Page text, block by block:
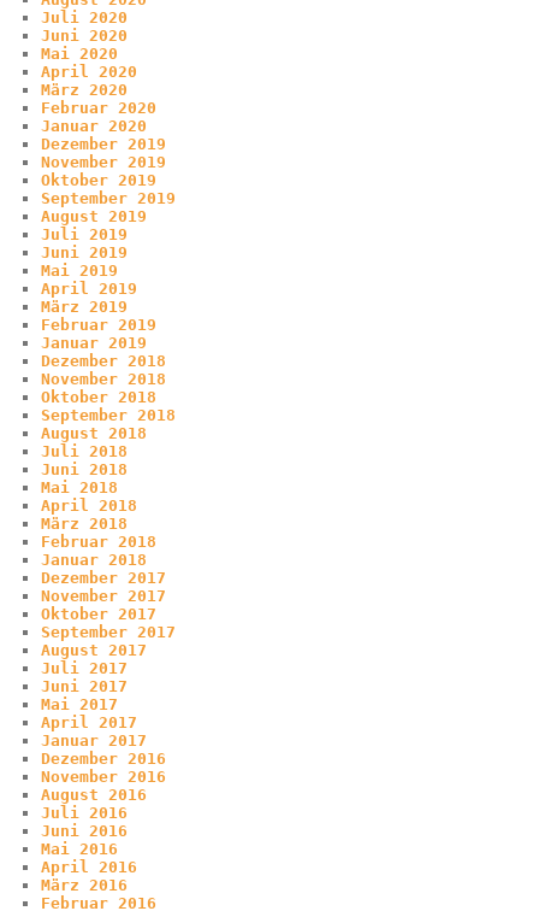
Juli 2020
Juni 2020
Mai 2020
April 2020
März 2020
Februar 2020
Januar 2020
Dezember 2019
November 2019
Oktober 2019
September 2019
August 2019
Juli 2019
Juni 2019
Mai 2019
April 2019
März 2019
Februar 2019
Januar 2019
Dezember 2018
November 2018
Oktober 2018
September 2018
August 2018
Juli 2018
Juni 2018
Mai 2018
April 2018
März 2018
Februar 2018
Januar 2018
Dezember 2017
November 2017
Oktober 2017
September 2017
August 2017
Juli 2017
Juni 2017
Mai 2017
April 2017
Januar 2017
Dezember 2016
November 2016
August 2016
Juli 2016
Juni 2016
Mai 2016
April 2016
März 2016
Februar 2016